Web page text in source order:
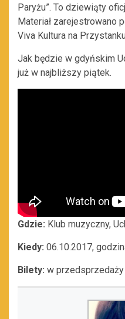
Paryżu”. To dziewiąty
Materiał zarejestrowano
Viva Kultura na
Jak będzie w gdyńskim
już w najbliższy piątek.
Gdzie: Klub muzyczny,
Kiedy: 06.10.2017,
Bilety: w przedsprzedaży